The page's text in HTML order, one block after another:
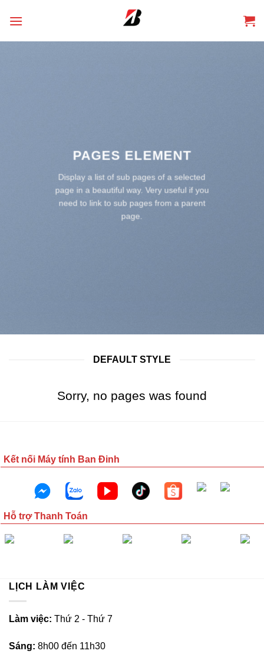
PAGES ELEMENT
Display a list of sub pages of a selected
page in a beautiful way. Very useful if you
need to link to sub pages from a parent
page.
DEFAULT STYLE
Sorry, no pages was found
Kết nối Máy tính Ban Đinh
Hỗ trợ Thanh Toán
LỊCH LÀM VIỆC
Làm việc: Thứ 2 - Thứ 7
Sáng: 8h00 đến 11h30